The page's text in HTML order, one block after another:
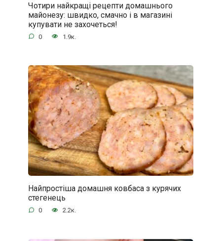
Чотири найкращі рецепти домашнього
майонезу: швидко, смачно і в магазині
купувати не захочеться!
0 1.9к.
Найпростіша домашня ковбаса з курячих
стегенець
0 2.2к.